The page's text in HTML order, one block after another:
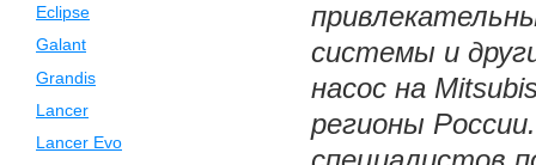
Eclipse
Galant
Grandis
Lancer
Lancer Evo
системы и
насос на
регионы